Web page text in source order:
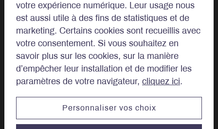
votre expérience numérique. Leur usage nous
est aussi utile à des fins de statistiques et de
marketing. Certains cookies sont recueillis avec
votre consentement. Si vous souhaitez en
savoir plus sur les cookies, sur la manière
d’empêcher leur installation et de modifier les
paramètres de votre navigateur, cliquez ici.
Personnaliser vos choix
Clients privés
Approche
Philosophie d’investissement
Investissement Durable